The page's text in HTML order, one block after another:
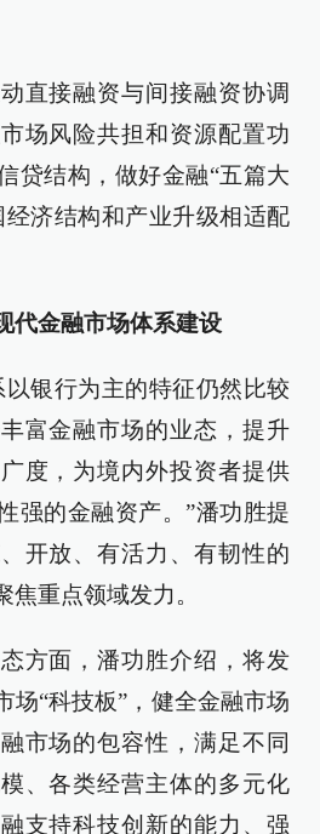
直接融资与间接融资协调
场风险共担和资源配置功
贷结构，做好金融“五篇大
济结构和产业升级相适配
代金融市场体系建设
银行为主的特征仍然比较
富金融市场的业态，提升
度，为境内外投资者提供
强的金融资产。”潘功胜提
开放、有活力、有韧性的
重点领域发力。
方面，潘功胜介绍，将发
场“科技板”，健全金融市场
市场的包容性，满足不同
、各类经营主体的多元化
支持科技创新的能力、强